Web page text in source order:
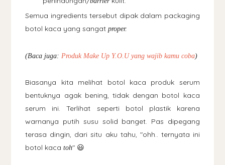
Semua ingredients tersebut dipak dalam packaging
botol kaca yang sangatproper.
(Baca juga: Produk Make Up Y.O.U yang wajib kamu coba)
Biasanya kita melihat botol kaca produk serum
bentuknya agak bening, tidak dengan botol kaca
serum ini. Terlihat seperti botol plastik karena
warnanya putih susu solid banget. Pas dipegang
terasa dingin, dari situ aku tahu, "ohh.. ternyata ini
botol kacatoh" 😃